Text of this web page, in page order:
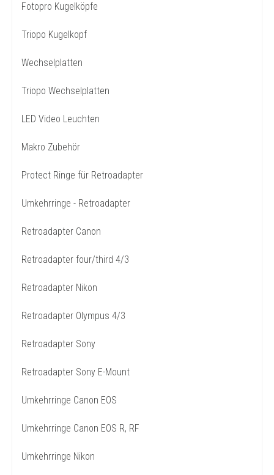
Fotopro Kugelköpfe
Triopo Kugelkopf
Wechselplatten
Triopo Wechselplatten
LED Video Leuchten
Makro Zubehör
Protect Ringe für Retroadapter
Umkehrringe - Retroadapter
Retroadapter Canon
Retroadapter four/third 4/3
Retroadapter Nikon
Retroadapter Olympus 4/3
Retroadapter Sony
Retroadapter Sony E-Mount
Umkehrringe Canon EOS
Umkehrringe Canon EOS R, RF
Umkehrringe Nikon